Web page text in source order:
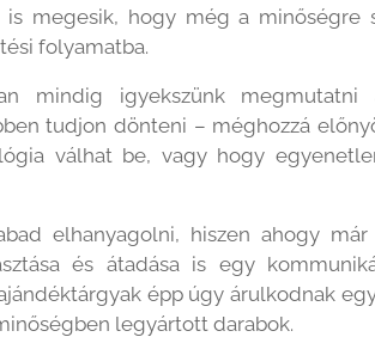
is megesik, hogy még a minőségre
folyamatba.
mindig igyekszünk megmutatni
tudjon dönteni – méghozzá
válhat be, vagy hogy
elhanyagolni, hiszen ahogy már
és átadása is egy
épp úgy árulkodnak
legyártott darabok.